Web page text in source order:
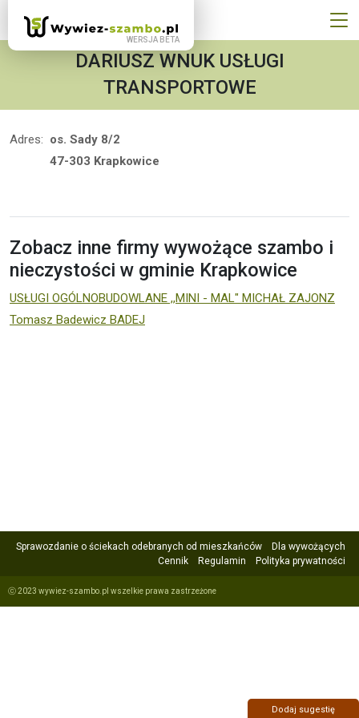
DARIUSZ WNUK USŁUGI
TRANSPORTOWE
Adres: os. Sady 8/2
47-303 Krapkowice
Zobacz inne firmy wywożące szambo i
nieczystości w gminie Krapkowice
USŁUGI OGÓLNOBUDOWLANE ,,MINI - MAL" MICHAŁ ZAJONZ
Tomasz Badewicz BADEJ
Sprawozdanie o ściekach odebranych od mieszkańców
Dla wywożących
Cennik
Regulamin Polityka prywatności
ⓒ 2023 wywiez-szambo.pl wszelkie prawa zastrzeżone
Dodaj sugestię